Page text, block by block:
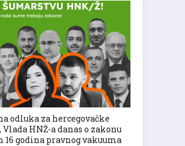
odluka za hercegovačke
Vlada HNŽ-a danas o zakonu
16 godina pravnog vakuuma